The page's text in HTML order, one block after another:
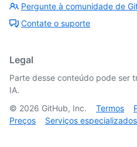
Pergunte à comunidade de
Contate o suporte
Legal
Parte desse conteúdo pode ser
IA.
© 2026 GitHub, Inc. Termos
Preços
Serviços especializados